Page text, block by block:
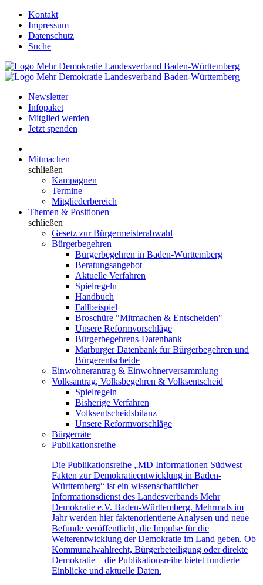
Kontakt
Impressum
Datenschutz
Suche
Newsletter
Infopaket
Mitglied werden
Jetzt spenden
Mitmachen
schließen
Kampagnen
Termine
Mitgliederbereich
Themen & Positionen
schließen
Gesetz zur Bürgermeisterabwahl
Bürgerbegehren
Bürgerbegehren in Baden-Württemberg
Beratungsangebot
Aktuelle Verfahren
Spielregeln
Handbuch
Fallbeispiel
Broschüre "Mitmachen & Entscheiden"
Unsere Reformvorschläge
Bürgerbegehrens-Datenbank
Marburger Datenbank für Bürgerbegehren und
Bürgerentscheide
Einwohnerantrag & Einwohnerversammlung
Volksantrag, Volksbegehren & Volksentscheid
Spielregeln
Bisherige Verfahren
Volksentscheidsbilanz
Unsere Reformvorschläge
Bürgerräte
Publikationsreihe
Die Publikationsreihe „MD Informationen Südwest –
Fakten zur Demokratieentwicklung in Baden-
Württemberg“ ist ein wissenschaftlicher
Informationsdienst des Landesverbands Mehr
Demokratie e.V. Baden-Württemberg. Mehrmals im
Jahr werden hier faktenorientierte Analysen und neue
Befunde veröffentlicht, die Impulse für die
Weiterentwicklung der Demokratie im Land geben. Ob
Kommunalwahlrecht, Bürgerbeteiligung oder direkte
Demokratie – die Publikationsreihe bietet fundierte
Einblicke und aktuelle Daten.